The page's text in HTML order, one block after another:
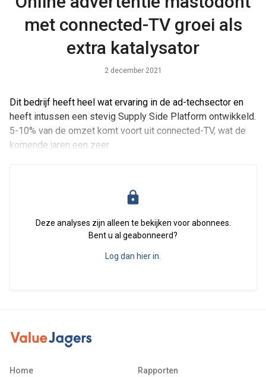
met connected-TV groei als
extra katalysator
2 december 2021
Dit bedrijf heeft heel wat ervaring in de ad-techsector en
heeft intussen een stevig Supply Side Platform ontwikkeld.
5-10% van de omzet komt voort uit connected-TV, wat de
komende jaren een zeer
Deze analyses zijn alleen te bekijken voor abonnees.
Bent u al geabonneerd?
Log dan hier in.
Home
Rapporten